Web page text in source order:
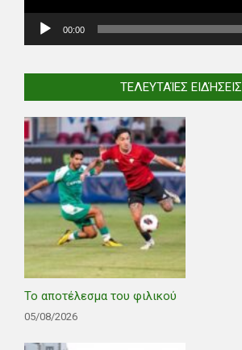
00:00
ΤΕΛΕΥΤΑΊΕΣ ΕΙΔΉΣΕΙΣ
Το αποτέλεσμα του φιλικού
05/08/2026